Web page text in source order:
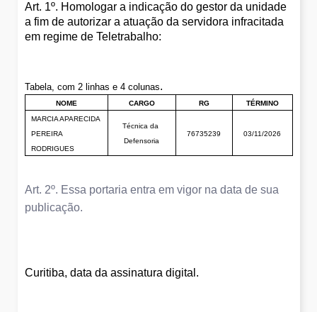
Art. 1º. Homologar a indicação do gestor da unidade
a fim de autorizar a atuação da servidora infracitada
em regime de Teletrabalho:
Tabela, com 2 linhas e 4 colunas.
NOME CARGO RG
TÉRMINO
MARCIA APARECIDA
PEREIRA
RODRIGUES
Técnica da
Defensoria
76735239 03/11/2026
Art. 2º. Essa portaria entra em vigor na data de sua
publicação.
Curitiba, data da assinatura digital.